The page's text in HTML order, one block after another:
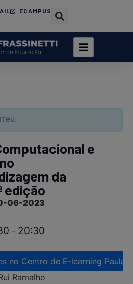
ECAMPUS
e
da
edição
06-2023
– 20:30
no Centro de E-learning Paula
Ramalho